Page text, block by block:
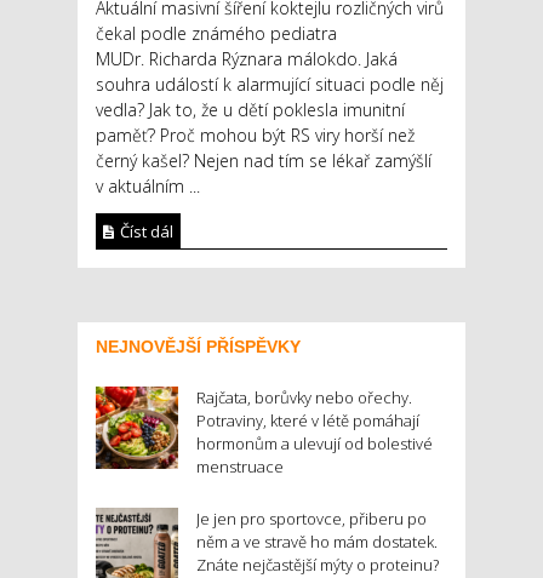
Aktuální masivní šíření koktejlu rozličných virů
čekal podle známého pediatra
MUDr. Richarda Rýznara málokdo. Jaká
souhra událostí k alarmující situaci podle něj
vedla? Jak to, že u dětí poklesla imunitní
paměť? Proč mohou být RS viry horší než
černý kašel? Nejen nad tím se lékař zamýšlí
v aktuálním ...
Číst dál
NEJNOVĚJŠÍ PŘÍSPĚVKY
Rajčata, borůvky nebo ořechy.
Potraviny, které v létě pomáhají
hormonům a ulevují od bolestivé
menstruace
Je jen pro sportovce, přiberu po
něm a ve stravě ho mám dostatek.
Znáte nejčastější mýty o proteinu?